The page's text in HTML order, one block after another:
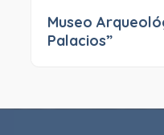
Museo
Palacios”